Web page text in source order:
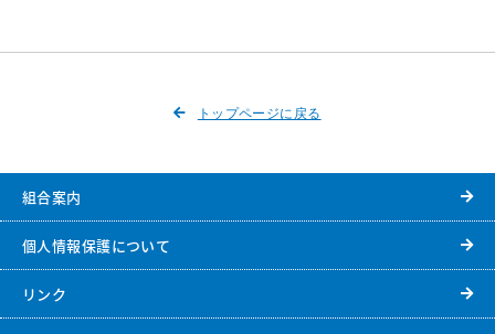
トップページに戻る
組合案内
個人情報保護について
リンク